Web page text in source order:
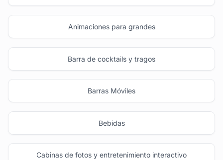
Animaciones para grandes
Barra de cocktails y tragos
Barras Móviles
Bebidas
Cabinas de fotos y entretenimiento interactivo